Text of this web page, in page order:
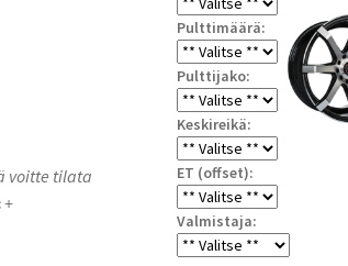
voitte tilata
+
Pulttimäärä:
Pulttijako:
Keskireikä:
ET (offset):
Valmistaja: